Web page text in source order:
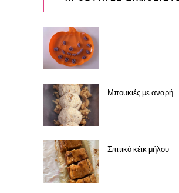
Μπουκιές με αναρή
Σπιτικό κέικ μήλου